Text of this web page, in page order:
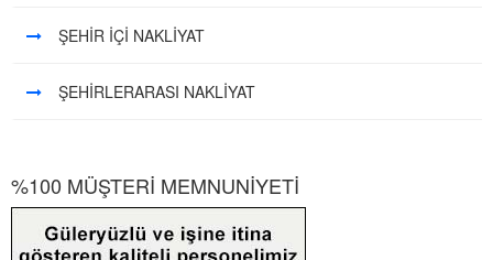
ŞEHİR İÇİ NAKLİYAT
ŞEHİRLERARASI NAKLİYAT
%100 MÜŞTERİ MEMNUNİYETİ